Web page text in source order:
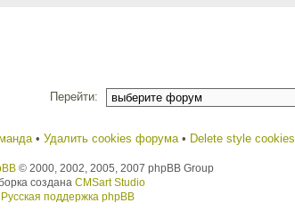
Перейти:
• Удалить cookies форума• Delete style cookies
© 2000, 2002, 2005, 2007 phpBB Group
создана CMSart Studio
Русская поддержка phpBB